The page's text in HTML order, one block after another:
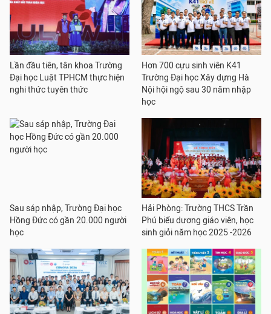
Lần đầu tiên, tân khoa Trường
Đại học Luật TPHCM thực hiện
nghi thức tuyên thức
Hơn 700 cựu sinh viên K41
Trường Đại học Xây dựng Hà
Nội hội ngộ sau 30 năm nhập
học
Sau sáp nhập, Trường Đại học
Hồng Đức có gần 20.000 người
học
Hải Phòng: Trường THCS Trần
Phú biểu dương giáo viên, học
sinh giỏi năm học 2025 -2026